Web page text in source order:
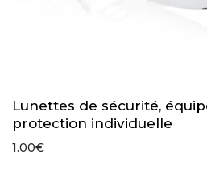
Lunettes de sécurité,
protection individuelle
1.00€